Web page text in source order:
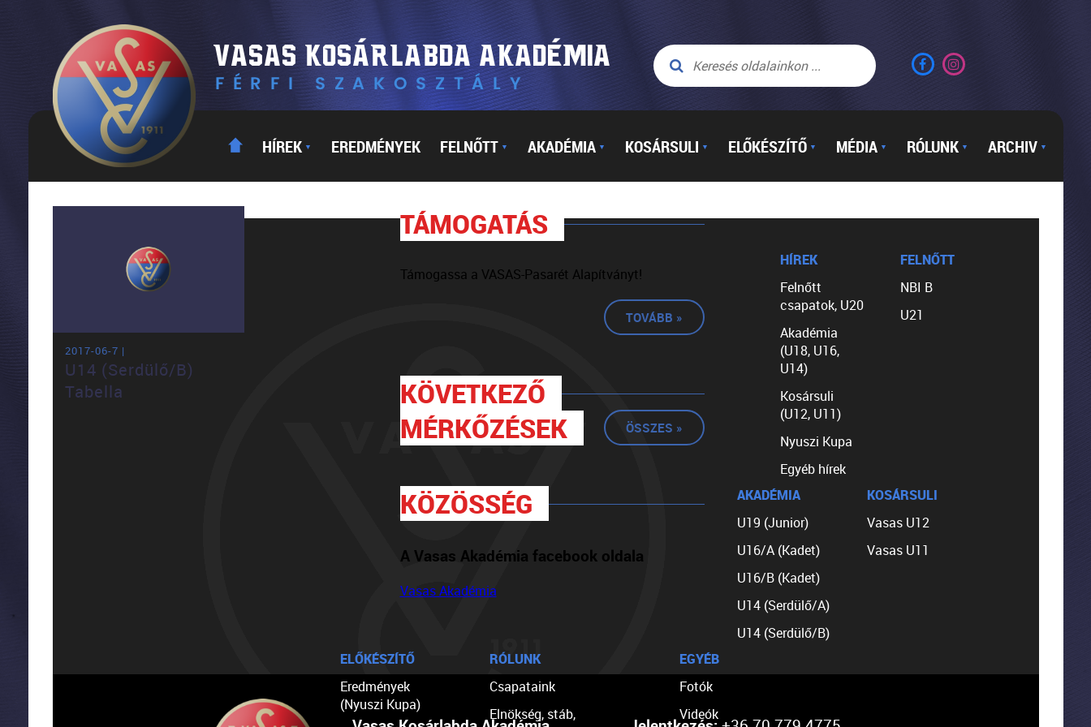
HÍREK ▼ EREDMÉNYEK FELNŐTT ▼ AKADÉMIA ▼ KOSÁRSULI ▼ ELŐKÉSZÍTŐ ▼ MÉDIA ▼ RÓLUNK ▼ ARCHIV ▼
2017-06-7 |
U14 (Serdülő/B)
Tabella
TÁMOGATÁS
Támogassa a VASAS-Pasarét Alapítványt!
TOVÁBB »
KÖVETKEZŐ
MÉRKŐZÉSEK
ÖSSZES »
KÖZÖSSÉG
A Vasas Akadémia facebook oldala
Vasas Akadémia
HÍREK
Felnőtt
csapatok, U20
Akadémia
(U18, U16,
U14)
Kosársuli
(U12, U11)
Nyuszi Kupa
Egyéb hírek
FELNŐTT
NBI B
U21
AKADÉMIA
U19 (Junior)
U16/A (Kadet)
U16/B (Kadet)
U14 (Serdülő/A)
U14 (Serdülő/B)
KOSÁRSULI
Vasas U12
Vasas U11
ELŐKÉSZÍTŐ
Eredmények
(Nyuszi Kupa)
RÓLUNK
Csapataink
Elnökség, stáb,
EGYÉB
Fotók
Videók